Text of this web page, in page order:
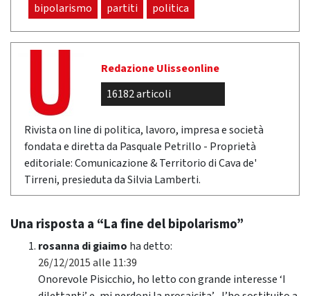
bipolarismo partiti politica
Redazione Ulisseonline
16182 articoli
Rivista on line di politica, lavoro, impresa e società
fondata e diretta da Pasquale Petrillo - Proprietà
editoriale: Comunicazione & Territorio di Cava de'
Tirreni, presieduta da Silvia Lamberti.
Una risposta a “La fine del bipolarismo”
rosanna di giaimo ha detto:
26/12/2015 alle 11:39
Onorevole Pisicchio, ho letto con grande interesse ‘I